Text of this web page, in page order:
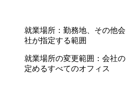
就業場所：勤務地、その他会
社が指定する範囲
就業場所の変更範囲：会社の
定めるすべてのオフィス